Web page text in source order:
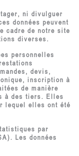
ni divulguer
données peuvent
cadre de notre site
diverses.
personnelles
devis,
inscription à
de manière
à des tiers. Elles
lequel elles ont été
par
Les données